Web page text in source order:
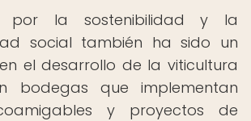
por la sostenibilidad y la
social también ha sido un
el desarrollo de la viticultura
bodegas que implementan
y proyectos de